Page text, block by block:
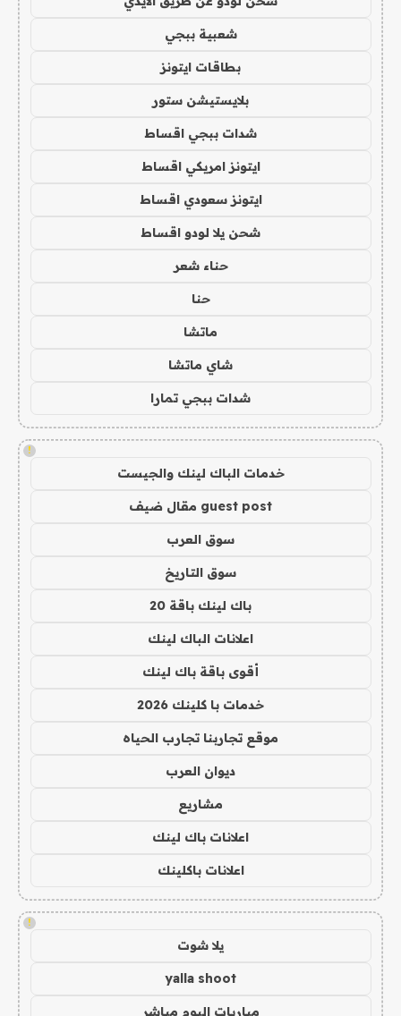
شعبية ببجي
بطاقات ايتونز
بلايستيشن ستور
شدات ببجي اقساط
ايتونز امريكي اقساط
ايتونز سعودي اقساط
شحن يلا لودو اقساط
حناء شعر
حنا
ماتشا
شاي ماتشا
شدات ببجي تمارا
!
خدمات الباك لينك والجيست
guest post مقال ضيف
سوق العرب
سوق التاريخ
باك لينك باقة 20
اعلانات الباك لينك
أقوى باقة باك لينك
خدمات با كلينك 2026
موقع تجاربنا تجارب الحياه
ديوان العرب
مشاريع
اعلانات باك لينك
اعلانات باكلينك
!
يلا شوت
yalla shoot
مباريات اليوم مباشر